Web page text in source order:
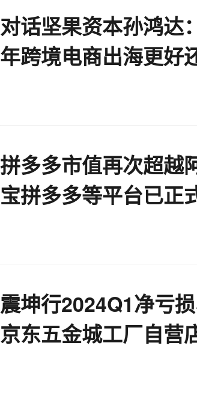
对话坚果资本孙鸿达
年跨境电商出海更好
拼多多市值再次超越
宝拼多多等平台已正
震坤行2024Q1净亏
京东五金城工厂自营